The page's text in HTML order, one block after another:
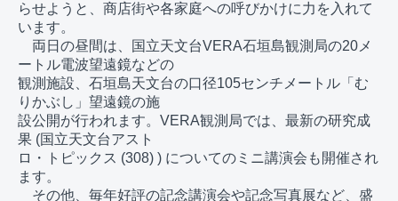
らせようと、商店街や各家庭への呼びかけに力を入れて
います。
両日の昼間は、国立天文台VERA石垣島観測局の20メ
ートル電波望遠鏡などの
観測施設、石垣島天文台の口径105センチメートル「む
りかぶし」望遠鏡の施
設公開が行われます。VERA観測局では、最新の研究成
果 (国立天文台アスト
ロ・トピックス (308) ) についてのミニ講演会も開催され
ます。
その他、毎年好評の記念講演会や記念写真展など、盛